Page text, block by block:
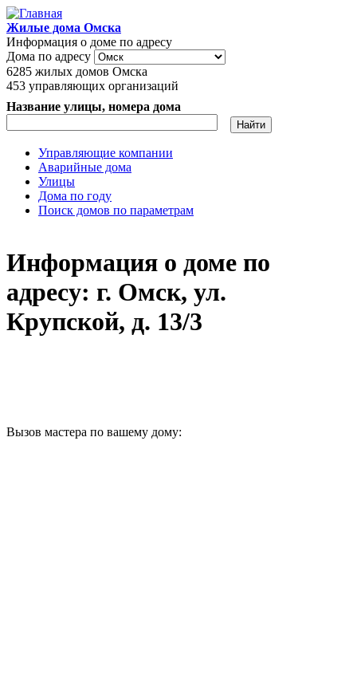
Перейти к основному содержанию
Жилые дома Омска
Информация о доме по адресу
Дома по адресу
6285 жилых домов Омска
453 управляющих организаций
Название улицы, номера дома
Главное меню
Управляющие компании
Аварийные дома
Улицы
Дома по году
Поиск домов по параметрам
Информация о доме по
адресу: г. Омск, ул.
Крупской, д. 13/3
Вызов мастера по вашему дому: